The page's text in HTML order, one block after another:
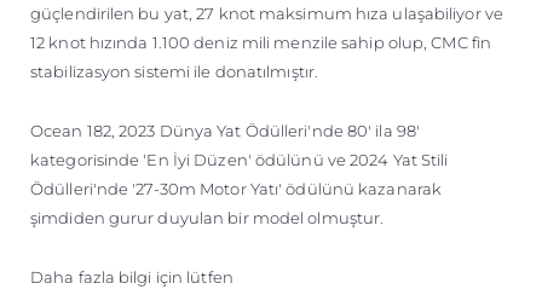
güçlendirilen bu yat, 27 knot maksimum hıza ulaşabiliyor ve
12 knot hızında 1.100 deniz mili menzile sahip olup, CMC fin
stabilizasyon sistemi ile donatılmıştır.
Ocean 182, 2023 Dünya Yat Ödülleri'nde 80' ila 98'
kategorisinde 'En İyi Düzen' ödülünü ve 2024 Yat Stili
Ödülleri'nde '27-30m Motor Yatı' ödülünü kazanarak
şimdiden gurur duyulan bir model olmuştur.
Daha fazla bilgi için lütfen